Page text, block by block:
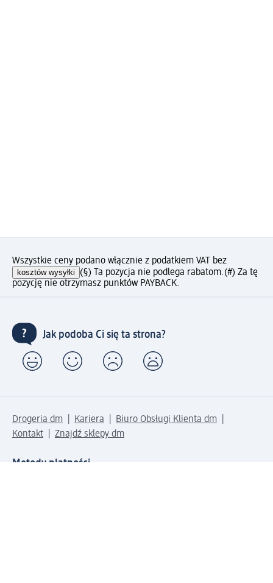
Wszystkie ceny podano włącznie z podatkiem VAT bez
kosztów wysyłki (§) Ta pozycja nie podlega rabatom.(#) Za tę
pozycję nie otrzymasz punktów PAYBACK.
Jak podoba Ci się ta strona?
Drogeria dm Kariera
Biuro Obsługi Klienta dm
Kontakt
Znajdź sklepy dm
Metody płatności